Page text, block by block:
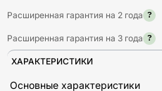
Расширенная гарантия на 2 года ?
Расширенная гарантия на 3 года ?
ХАРАКТЕРИСТИКИ
Основные характеристики